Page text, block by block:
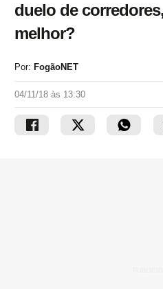
duelo de
melhor?
Por: FogãoNET
04/11/18 às 13:30